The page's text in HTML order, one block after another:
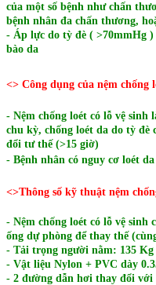
của một số bệnh như chấn
bệnh nhân đa chấn thương,
- Áp lực do tỳ đè ( >70mmHg
bào da
<> Công dụng của nệm chống
- Nệm chống loét có lỗ vệ
chu kỳ, chống loét da do tỳ đè
đổi tư thế (>15 giờ)
- Bệnh nhân có nguy cơ loét
<>Thông số kỹ thuật nệm
- Nệm chống loét có lỗ vệ sinh
ống dự phòng để thay thế
- Tải trọng người nằm: 135 Kg
- Vật liệu Nylon + PVC dày
- 2 đường dẫn hơi thay đổi